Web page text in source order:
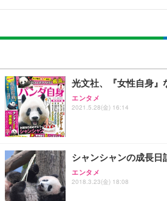
[EdoErgo] オフィスチェ
￥5,699
EIZO ビジネス向けプレ
￥105,595
Amazonベーシック ペッ
￥3,373
光文社、『女性自身』
エンタメ
2021.5.28(金) 16:14
シャンシャンの成長
エンタメ
2018.3.23(金) 18:08